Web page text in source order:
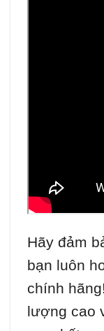
Hãy đảm
bạn luôn
chính
lượng cao